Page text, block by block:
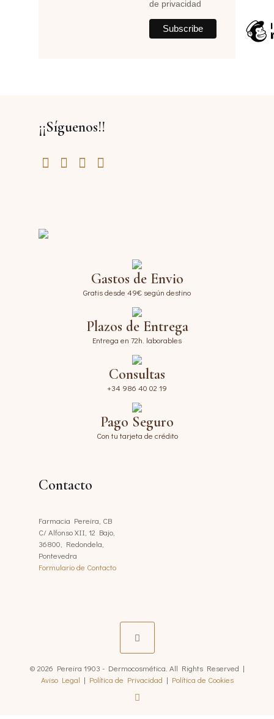
de privacidad
¡¡Síguenos!!
Gastos de Envio
Gratis desde 49€ según destino
Plazos de Entrega
Entrega en 72h. laborables
Consultas
+34 986 40 02 19
Pago Seguro
Con tu tarjeta de crédito
Contacto
Farmacia Pereira, CB
C/ Alfonso XII, 12 Bajo,
36800, Redondela,
Pontevedra
Formulario de Contacto
© 2026 Pereira 1903 - Dermocosmética. All Rights Reserved |
Aviso Legal | Política de Privacidad | Política de Cookies